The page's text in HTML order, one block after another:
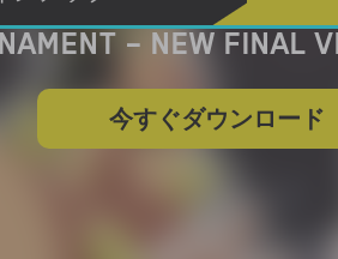
– NEW FINAL
今すぐダウンロード